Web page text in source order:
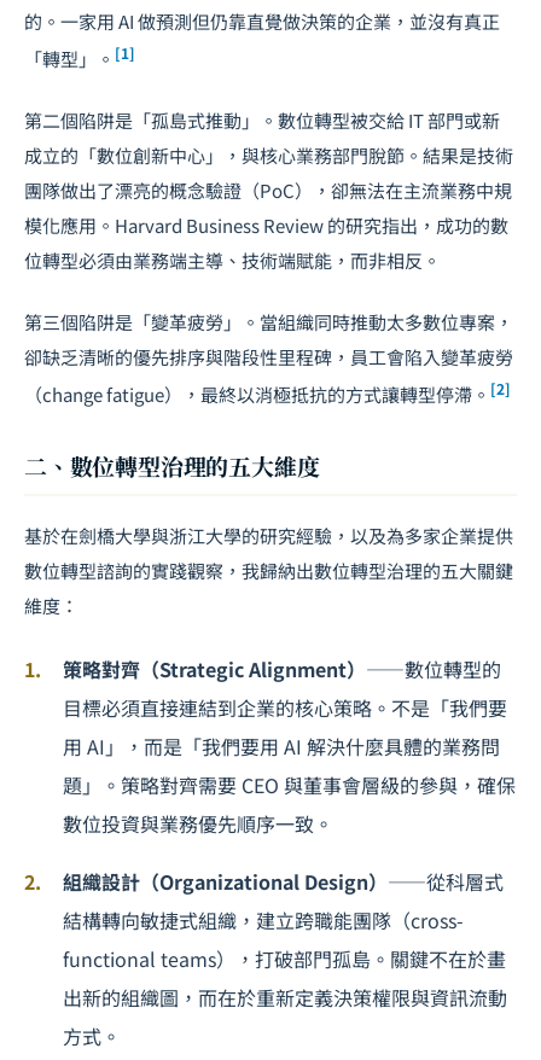
的。一家用 AI 做預測但仍靠直覺做決策的企業，並沒有真正
「轉型」。 [1]
第二個陷阱是「孤島式推動」。數位轉型被交給 IT 部門或新
成立的「數位創新中心」，與核心業務部門脫節。結果是技術
團隊做出了漂亮的概念驗證（PoC），卻無法在主流業務中規
模化應用。Harvard Business Review 的研究指出，成功的數
位轉型必須由業務端主導、技術端賦能，而非相反。
第三個陷阱是「變革疲勞」。當組織同時推動太多數位專案，
卻缺乏清晰的優先排序與階段性里程碑，員工會陷入變革疲勞
（change fatigue），最終以消極抵抗的方式讓轉型停滯。 [2]
二、數位轉型治理的五大維度
基於在劍橋大學與浙江大學的研究經驗，以及為多家企業提供
數位轉型諮詢的實踐觀察，我歸納出數位轉型治理的五大關鍵
維度：
策略對齊（Strategic Alignment） ——數位轉型的
目標必須直接連結到企業的核心策略。不是「我們要
用 AI」，而是「我們要用 AI 解決什麼具體的業務問
題」。策略對齊需要 CEO 與董事會層級的參與，確保
數位投資與業務優先順序一致。
組織設計（Organizational Design） ——從科層式
結構轉向敏捷式組織，建立跨職能團隊（cross-
functional teams），打破部門孤島。關鍵不在於畫
出新的組織圖，而在於重新定義決策權限與資訊流動
方式。